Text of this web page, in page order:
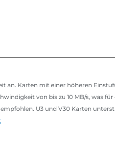
an. Karten mit einer höheren
von bis zu 10 MB/s, was
U3 und V30 Karten